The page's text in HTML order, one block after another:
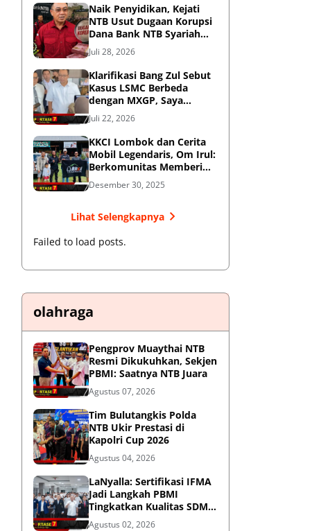
Naik Penyidikan, Kejati
NTB Usut Dugaan Korupsi
Dana Bank NTB Syariah
untuk MXGP 2023
Juli 28, 2026
Klarifikasi Bang Zul Sebut
Kasus LSMC Berbeda
dengan MXGP, Saya
Dipanggil Sebagai Saksi
Juli 22, 2026
KKCI Lombok dan Cerita
Mobil Legendaris, Om Irul:
Berkomunitas Memberi
Manfaat dan Membangun
Imej Positif
Desember 30, 2025
Lihat Selengkapnya
Failed to load posts.
olahraga
Pengprov Muaythai NTB
Resmi Dikukuhkan, Sekjen
PBMI: Saatnya NTB Juara
Agustus 07, 2026
Tim Bulutangkis Polda
NTB Ukir Prestasi di
Kapolri Cup 2026
Agustus 04, 2026
LaNyalla: Sertifikasi IFMA
Jadi Langkah PBMI
Tingkatkan Kualitas SDM
Muaythai
Agustus 02, 2026